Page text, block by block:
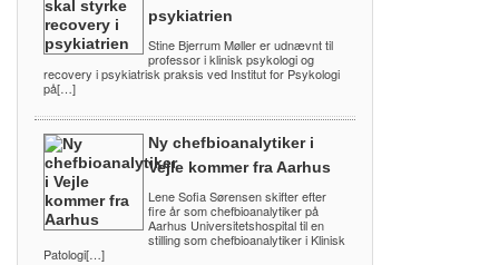
psykiatrien
Stine Bjerrum Møller er udnævnt til
professor i klinisk psykologi og
recovery i psykiatrisk praksis ved Institut for Psykologi
på[…]
Ny chefbioanalytiker i
Vejle kommer fra Aarhus
Lene Sofia Sørensen skifter efter
fire år som chefbioanalytiker på
Aarhus Universitetshospital til en
stilling som chefbioanalytiker i Klinisk
Patologi[…]